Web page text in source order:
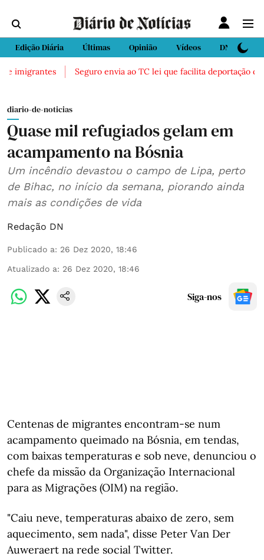
Edição Diária Últimas Opinião Vídeos DN Sport
imigrantes Seguro envia ao TC lei que facilita deportação de
diario-de-noticias
Quase mil refugiados gelam em
acampamento na Bósnia
Um incêndio devastou o campo de Lipa, perto
de Bihac, no início da semana, piorando ainda
mais as condições de vida
Redação DN
Publicado a: 26 Dez 2020, 18:46
Atualizado a: 26 Dez 2020, 18:46
Siga-nos
Centenas de migrantes encontram-se num
acampamento queimado na Bósnia, em tendas,
com baixas temperaturas e sob neve, denunciou o
chefe da missão da Organização Internacional
para as Migrações (OIM) na região.
"Caiu neve, temperaturas abaixo de zero, sem
aquecimento, sem nada", disse Peter Van Der
Auweraert na rede social Twitter.